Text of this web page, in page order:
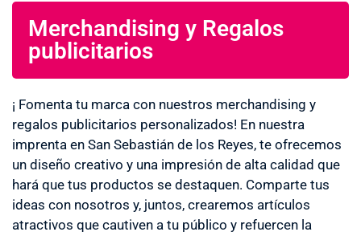
Merchandising y Regalos
publicitarios
¡ Fomenta tu marca con nuestros merchandising y
regalos publicitarios personalizados! En nuestra
imprenta en San Sebastián de los Reyes, te ofrecemos
un diseño creativo y una impresión de alta calidad que
hará que tus productos se destaquen. Comparte tus
ideas con nosotros y, juntos, crearemos artículos
atractivos que cautiven a tu público y refuercen la